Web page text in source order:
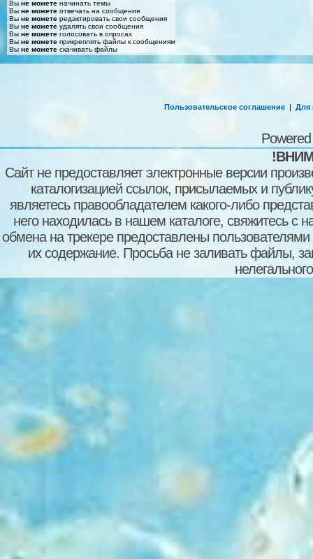
Вы не можете начинать темы
Вы не можете отвечать на сообщения
Вы не можете редактировать свои сообщения
Вы не можете удалять свои сообщения
Вы не можете голосовать в опросах
Вы не можете прикреплять файлы к сообщениям
Вы не можете скачивать файлы
Пользовательское соглашение | Для
Сайт не предоставляет электронные версии
каталогизацией ссылок, присылаемых и
являетесь правообладателем какого-либо
него находилась в нашем каталоге, свяжитесь
обмена на трекере предоставлены пользователями
их содержание. Просьба не заливать файлы,